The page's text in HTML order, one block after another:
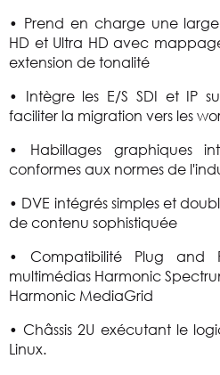
• Prend en charge une
HD et Ultra HD avec
extension de tonalité
• Intègre les E/S SDI et IP
faciliter la migration vers les
• Habillages graphiques
conformes aux normes de
• DVE intégrés simples et
de contenu sophistiquée
• Compatibilité Plug and
multimédias Harmonic
Harmonic MediaGrid
• Châssis 2U exécutant le
Linux.